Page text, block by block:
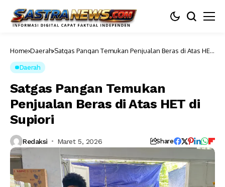
Home Daerah Satgas Pangan Temukan Penjualan Beras di Atas HET
Daerah
Satgas Pangan Temukan
Penjualan Beras di Atas HET di
Supiori
Redaksi Maret 5, 2026 Share